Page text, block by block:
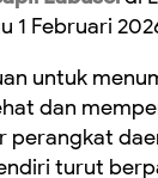
1 Februari
untuk
dan
perangkat
turut